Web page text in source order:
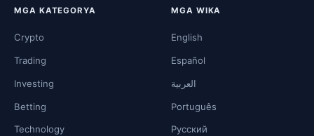
MGA KATEGORYA
Crypto
Trading
Investing
Betting
Technology
MGA WIKA
English
Español
العربية
Português
Русский